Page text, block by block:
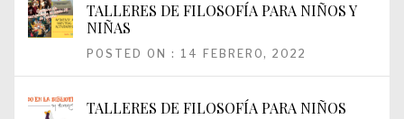
TALLERES DE FILOSOFÍA PARA NIÑOS Y
NIÑAS
POSTED ON : 14 FEBRERO, 2022
TALLERES DE FILOSOFÍA PARA NIÑOS